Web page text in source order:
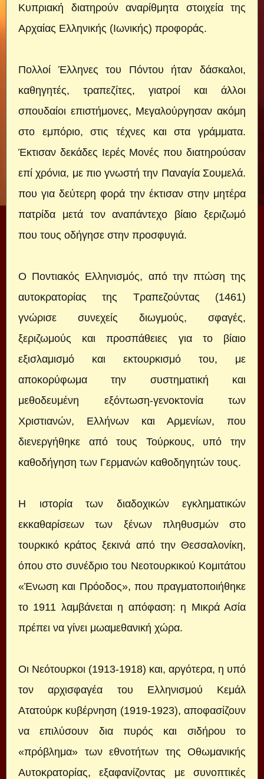
Κυπριακή διατηρούν αναρίθμητα στοιχεία της
Αρχαίας Ελληνικής (Ιωνικής) προφοράς.
Πολλοί Έλληνες του Πόντου ήταν δάσκαλοι,
καθηγητές, τραπεζίτες, γιατροί και άλλοι
σπουδαίοι επιστήμονες, Μεγαλούργησαν ακόμη
στο εμπόριο, στις τέχνες και στα γράμματα.
Έκτισαν δεκάδες Ιερές Μονές που διατηρούσαν
επί χρόνια, με πιο γνωστή την Παναγία Σουμελά.
που για δεύτερη φορά την έκτισαν στην μητέρα
πατρίδα μετά τον αναπάντεχο βίαιο ξεριζωμό
που τους οδήγησε στην προσφυγιά.
Ο Ποντιακός Ελληνισμός, από την πτώση της
αυτοκρατορίας της Τραπεζούντας (1461)
γνώρισε συνεχείς διωγμούς, σφαγές,
ξεριζωμούς και προσπάθειες για το βίαιο
εξισλαμισμό και εκτουρκισμό του, με
αποκορύφωμα την συστηματική και
μεθοδευμένη εξόντωση-γενοκτονία των
Χριστιανών, Ελλήνων και Αρμενίων, που
διενεργήθηκε από τους Τούρκους, υπό την
καθοδήγηση των Γερμανών καθοδηγητών τους.
Η ιστορία των διαδοχικών εγκληματικών
εκκαθαρίσεων των ξένων πληθυσμών στο
τουρκικό κράτος ξεκινά από την Θεσσαλονίκη,
όπου στο συνέδριο του Νεοτουρκικού Κομιτάτου
«Ένωση και Πρόοδος», που πραγματοποιήθηκε
το 1911 λαμβάνεται η απόφαση: η Μικρά Ασία
πρέπει να γίνει μωαμεθανική χώρα.
Οι Νεότουρκοι (1913-1918) και, αργότερα, η υπό
τον αρχισφαγέα του Ελληνισμού Κεμάλ
Ατατούρκ κυβέρνηση (1919-1923), αποφασίζουν
να επιλύσουν δια πυρός και σιδήρου το
«πρόβλημα» των εθνοτήτων της Οθωμανικής
Αυτοκρατορίας, εξαφανίζοντας με συνοπτικές